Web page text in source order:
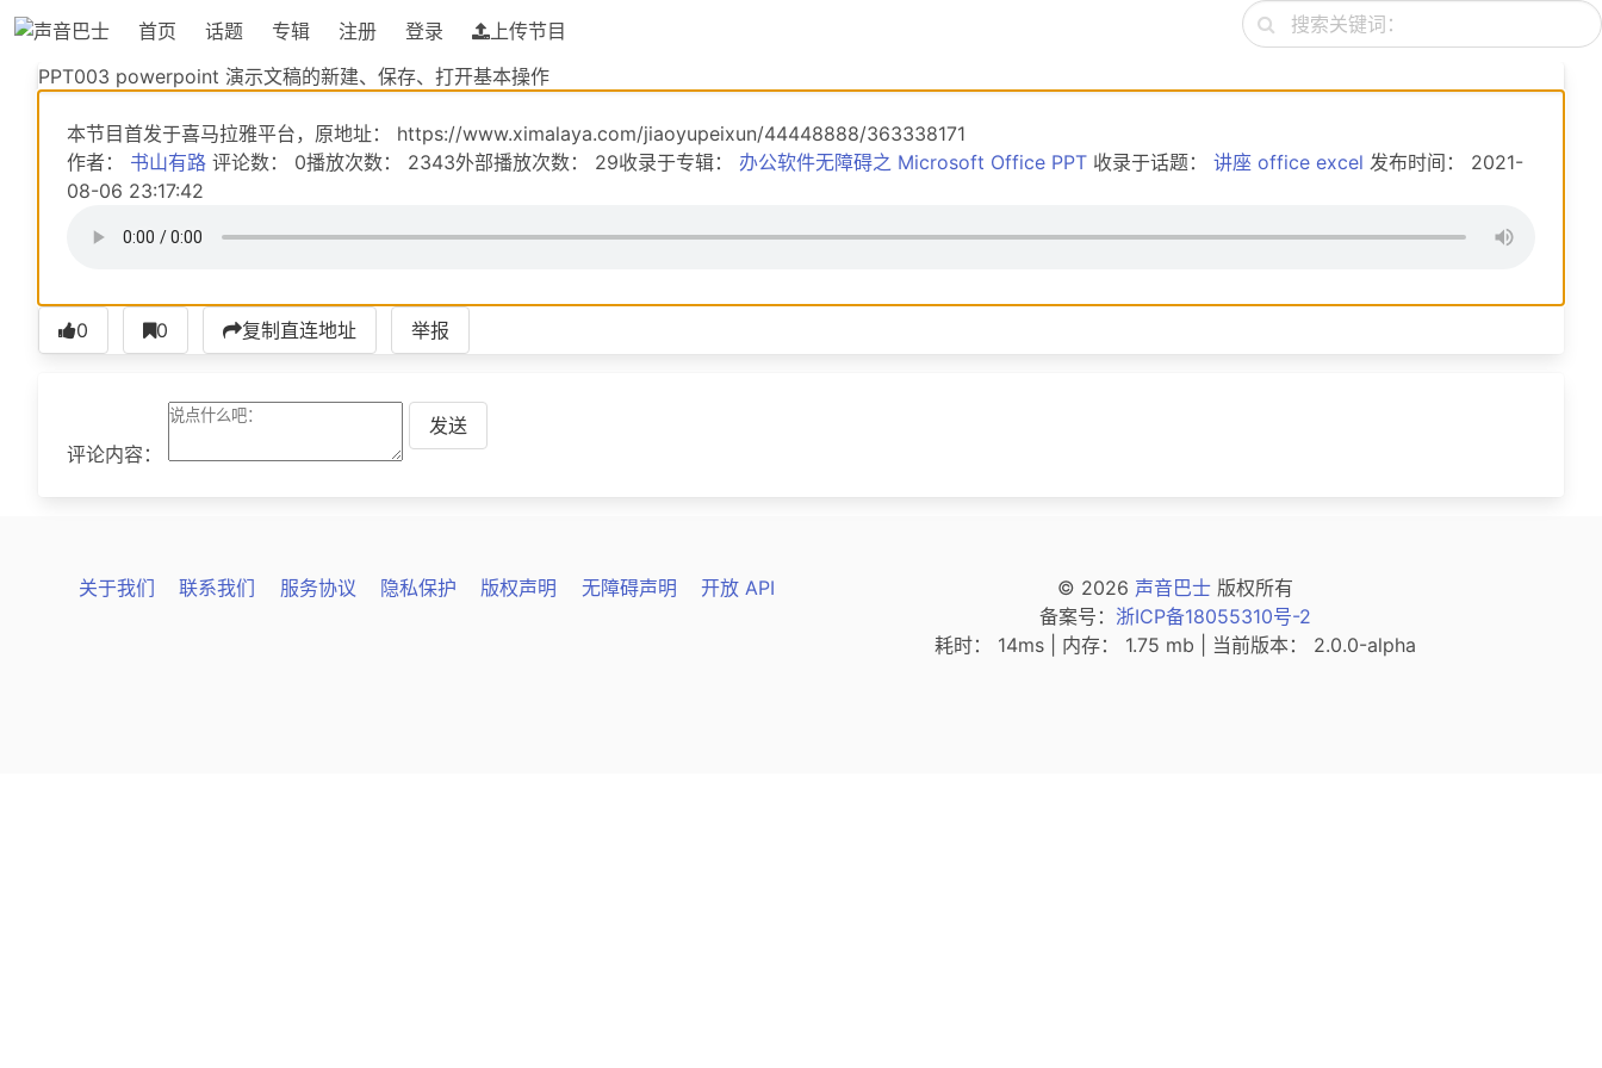
首页 话题 专辑 注册 登录 上传节目
搜索关键词：
PPT003 powerpoint 演示文稿的新建、保存、打开基本操作
PPT003 powerpoint 演示文稿的新建、保存、打开基本操作
本节目首发于喜马拉雅平台，原地址： https://www.ximalaya.com/jiaoyupeixun/44448888/363338171
作者： 书山有路 评论数： 0播放次数： 2343外部播放次数： 29收录于专辑： 办公软件无障碍之 Microsoft Office PPT 收录于话题： 讲座 office excel 发布时间： 2021-
08-06 23:17:42
0 0 复制直连地址 举报
评论内容：
发送
关于我们 联系我们 服务协议 隐私保护 版权声明 无障碍声明 开放 API © 2026 声音巴士 版权所有
备案号： 浙ICP备18055310号-2
耗时： 14ms | 内存： 1.75 mb | 当前版本： 2.0.0-alpha